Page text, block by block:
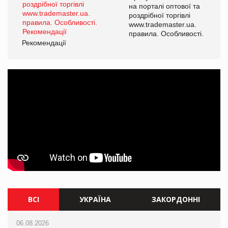
на порталі оптової та
роздрібної торгівлі
www.trademaster.ua.
правила. Особливості.
Рекомендації
ВСІ УКРАЇНА ЗАКОРДОННІ
06.08.2026
06.08.2026
06.08.2026